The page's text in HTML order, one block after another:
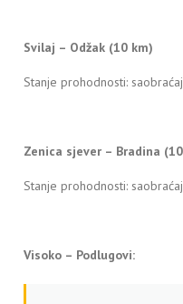
Svilaj – Odžak (10 km)
Stanje prohodnosti:
Zenica sjever – Bradina
Stanje prohodnosti:
Visoko – Podlugovi: